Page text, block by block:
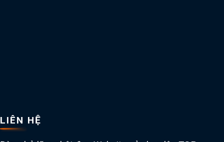
LIÊN HỆ